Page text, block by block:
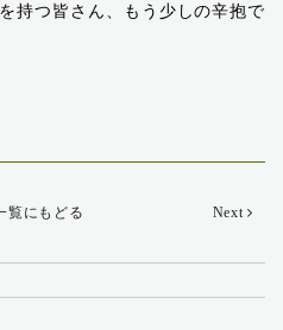
持つ皆さん、もう少しの辛抱で
覧にもどる Next